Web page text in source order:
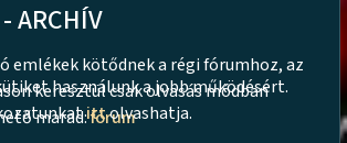
ARCHÍV
emlékek kötődnek a régi fórumhoz, az
keresztül csak olvasás módban
marad:fórum
használunk a jobb működésért.
ittolvashatja.